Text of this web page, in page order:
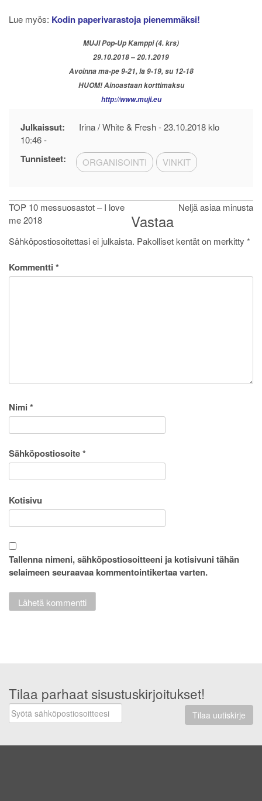
Lue myös: Kodin paperivarastoja pienemmäksi!
MUJI Pop-Up Kamppi (4. krs)
29.10.2018 – 20.1.2019
Avoinna ma-pe 9-21, la 9-19, su 12-18
HUOM! Ainoastaan korttimaksu
http://www.muji.eu
Julkaissut: Irina / White & Fresh -23.10.2018 klo
10:46-
Tunnisteet: ORGANISOINTI VINKIT
Artikkelien
selaus
TOP 10 messuosastot – I love
me 2018
Neljä asiaa minusta
Vastaa
Sähköpostiosoitettasi ei julkaista. Pakolliset kentät on merkitty *
Kommentti *
Nimi *
Sähköpostiosoite*
Kotisivu
Tallenna nimeni, sähköpostiosoitteeni ja kotisivuni tähän
selaimeen seuraavaa kommentointikertaa varten.
Tilaa parhaat sisustuskirjoitukset!
Tilaa uutiskirje